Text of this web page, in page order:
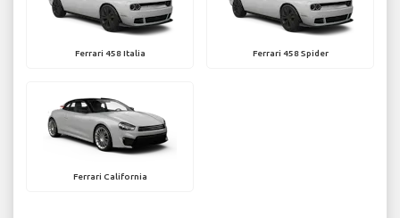
Ferrari 458 Italia Ferrari 458 Spider
Ferrari California